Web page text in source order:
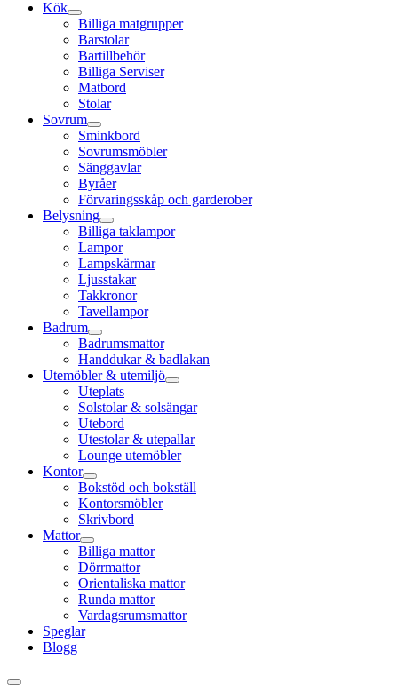
Kök
Billiga matgrupper
Barstolar
Bartillbehör
Billiga Serviser
Matbord
Stolar
Sovrum
Sminkbord
Sovrumsmöbler
Sänggavlar
Byråer
Förvaringsskåp och garderober
Belysning
Billiga taklampor
Lampor
Lampskärmar
Ljusstakar
Takkronor
Tavellampor
Badrum
Badrumsmattor
Handdukar & badlakan
Utemöbler & utemiljö
Uteplats
Solstolar & solsängar
Utebord
Utestolar & utepallar
Lounge utemöbler
Kontor
Bokstöd och bokställ
Kontorsmöbler
Skrivbord
Mattor
Billiga mattor
Dörrmattor
Orientaliska mattor
Runda mattor
Vardagsrumsmattor
Speglar
Blogg